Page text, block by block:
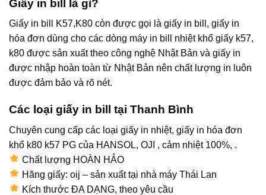
Giấy in bill là gì?
Giấy in bill K57,K80 còn được gọi là giấy in bill, giấy in
hóa đơn dùng cho các dòng máy in bill nhiệt khổ giấy k57,
k80 được sản xuất theo công nghệ Nhật Bản và giấy in
được nhập hoàn toàn từ Nhật Bản nên chất lượng in luôn
được đảm bảo và rõ nét.
Các loại giấy in bill tại Thanh Bình
Chuyên cung cấp các loại giấy in nhiệt, giấy in hóa đơn
khổ k80 k57 PG của HANSOL, OJI , cảm nhiệt 100%, .
Chất lượng HOÀN HẢO
Hãng giấy: oij – sản xuất tại nhà máy Thái Lan
Kích thước ĐA DẠNG, theo yêu cầu